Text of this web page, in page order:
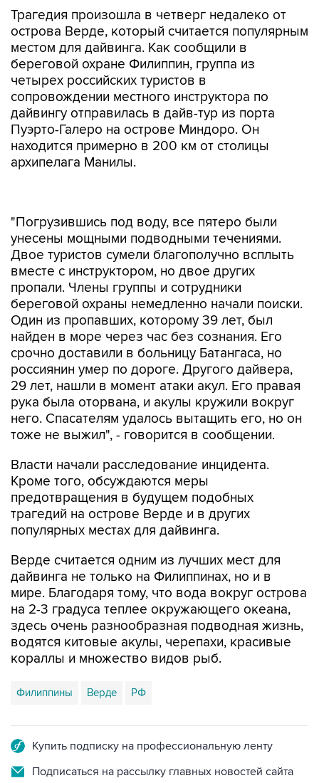
Трагедия произошла в четверг недалеко от
острова Верде, который считается популярным
местом для дайвинга. Как сообщили в
береговой охране Филиппин, группа из
четырех российских туристов в
сопровождении местного инструктора по
дайвингу отправилась в дайв-тур из порта
Пуэрто-Галеро на острове Миндоро. Он
находится примерно в 200 км от столицы
архипелага Манилы.
Двое туристов сумели благополучно всплыть
вместе с инструктором, но двое других
пропали. Члены группы и сотрудники
береговой охраны немедленно начали поиски.
Один из пропавших, которому 39 лет, был
найден в море через час без сознания. Его
срочно доставили в больницу Батангаса, но
россиянин умер по дороге. Другого дайвера,
29 лет, нашли в момент атаки акул. Его правая
рука была оторвана, и акулы кружили вокруг
него. Спасателям удалось вытащить его, но он
тоже не выжил", - говорится в сообщении.
Власти начали расследование инцидента.
предотвращения в будущем подобных
трагедий на острове Верде и в других
популярных местах для дайвинга.
Верде считается одним из лучших мест для
мире. Благодаря тому, что вода вокруг острова
на 2-3 градуса теплее окружающего океана,
здесь очень разнообразная подводная жизнь,
водятся китовые акулы, черепахи, красивые
кораллы и множество видов рыб.
Филиппины Верде РФ
Подписаться на рассылку главных новостей сайта
Получать оперативные новости в официальном